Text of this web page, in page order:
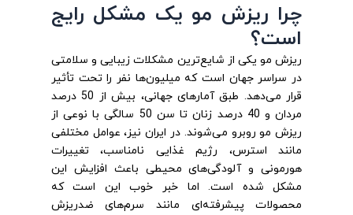
چرا ریزش مو یک مشکل رایج
است؟
ریزش مو یکی از شایع‌ترین مشکلات زیبایی و سلامتی
در سراسر جهان است که میلیون‌ها نفر را تحت تأثیر
قرار می‌دهد. طبق آمارهای جهانی، بیش از 50 درصد
مردان و 40 درصد زنان تا سن 50 سالگی با نوعی از
ریزش مو روبرو می‌شوند. در ایران نیز، عوامل مختلفی
مانند استرس، رژیم غذایی نامناسب، تغییرات
هورمونی و آلودگی‌های محیطی باعث افزایش این
مشکل شده است. اما خبر خوب این است که
محصولات پیشرفته‌ای مانند سرم‌های ضدریزش